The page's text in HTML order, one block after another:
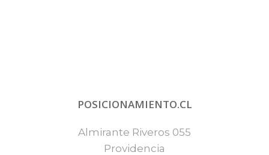
POSICIONAMIENTO.CL
Almirante Riveros 055
Providencia